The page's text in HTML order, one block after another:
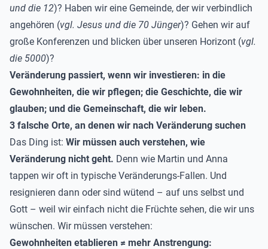
und die 12)? Haben wir eine Gemeinde, der wir verbindlich
angehören (vgl. Jesus und die 70 Jünger)? Gehen wir auf
große Konferenzen und blicken über unseren Horizont (vgl.
die 5000)?
Veränderung passiert, wenn wir investieren: in die
Gewohnheiten, die wir pflegen; die Geschichte, die wir
glauben; und die Gemeinschaft, die wir leben.
3 falsche Orte, an denen wir nach Veränderung suchen
Das Ding ist: Wir müssen auch verstehen, wie
Veränderung nicht geht. Denn wie Martin und Anna
tappen wir oft in typische Veränderungs-Fallen. Und
resignieren dann oder sind wütend – auf uns selbst und
Gott – weil wir einfach nicht die Früchte sehen, die wir uns
wünschen. Wir müssen verstehen:
Gewohnheiten etablieren ≠ mehr Anstrengung: